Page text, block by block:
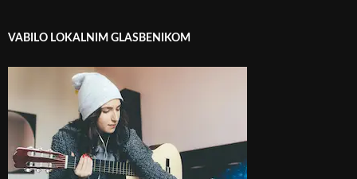
VABILO LOKALNIM GLASBENIKOM